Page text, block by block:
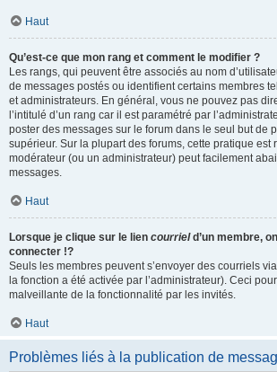
Haut
Qu’est-ce que mon rang et comment le modifier ?
Les rangs, qui peuvent être associés au nom
de messages postés ou identifient certains membres
et administrateurs. En général, vous ne pouvez pas
l’intitulé d’un rang car il est paramétré par
poster des messages sur le forum dans le seul but de
supérieur. Sur la plupart des forums, cette pratique est
modérateur (ou un administrateur) peut facilement
messages.
Haut
Lorsque je clique sur le lien courrield’un membre,
connecter !?
Seuls les membres peuvent s’envoyer des courriels
la fonction a été activée par l’administrateur). Ceci
malveillante de la fonctionnalité par les invités.
Haut
Problèmes liés à la publication de